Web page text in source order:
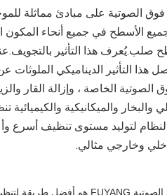
صلب.يُعرف هذا التأثير بالتجويف.
والبخار والميكانيكية والكيميائية
وخارجي مثالي.